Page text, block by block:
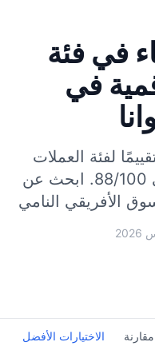
في فئة
في
لفئة العملات
ابحث عن
الاختيارات الأفضل مقارنة